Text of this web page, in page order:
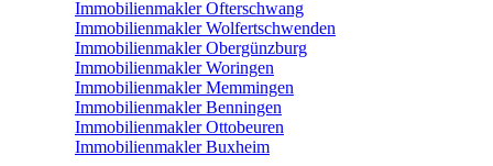
Immobilienmakler Ofterschwang
Immobilienmakler Wolfertschwenden
Immobilienmakler Obergünzburg
Immobilienmakler Woringen
Immobilienmakler Memmingen
Immobilienmakler Benningen
Immobilienmakler Ottobeuren
Immobilienmakler Buxheim